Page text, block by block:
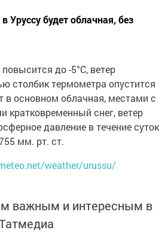
Уруссу будет облачная, без
до -5°C, ветер
столбик термометра опустится
в основном облачная, местами с
кратковременный снег, ветер
давление в течение суток
мм. рт. ст.
weather/urussu/
важным и интересным в